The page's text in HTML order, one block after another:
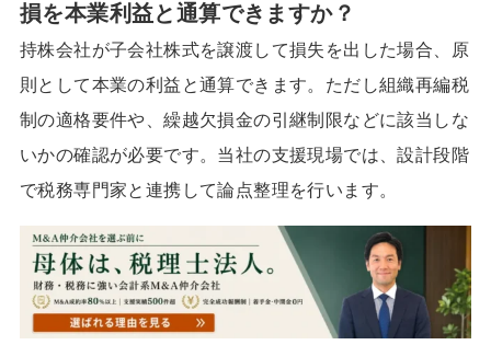
損を本業利益と通算できますか？
持株会社が子会社株式を譲渡して損失を出した場合、原
則として本業の利益と通算できます。ただし組織再編税
制の適格要件や、繰越欠損金の引継制限などに該当しな
いかの確認が必要です。当社の支援現場では、設計段階
で税務専門家と連携して論点整理を行います。